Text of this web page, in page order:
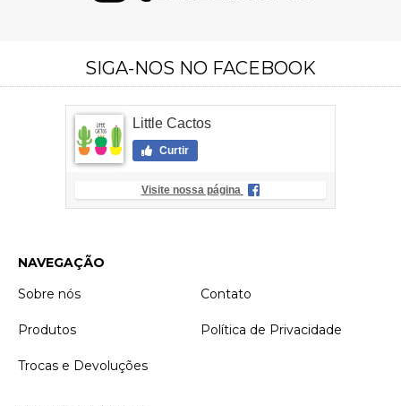
SIGA-NOS NO FACEBOOK
Little Cactos
Curtir
Visite nossa página
NAVEGAÇÃO
Sobre nós
Contato
Produtos Política de Privacidade
Trocas e Devoluções